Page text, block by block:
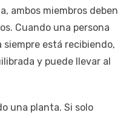
ambos miembros deben
Cuando una persona
está recibiendo,
y puede llevar al
una planta. Si solo